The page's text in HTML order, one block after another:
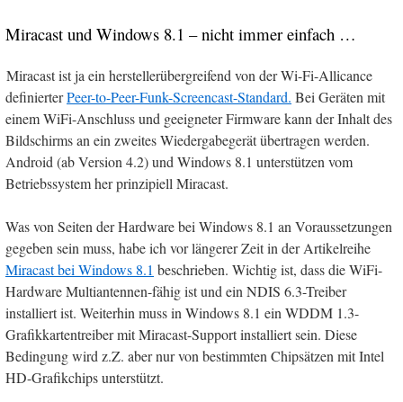
Miracast und Windows 8.1 – nicht immer einfach …
Miracast ist ja ein herstellerübergreifend von der Wi-Fi-Allicance
definierterPeer-to-Peer-Funk-Screencast-Standard. Bei Geräten mit
einem WiFi-Anschluss und geeigneter Firmware kann der Inhalt des
Bildschirms an ein zweites Wiedergabegerät übertragen werden.
Android (ab Version 4.2) und Windows 8.1 unterstützen vom
Betriebssystem her prinzipiell Miracast.
Was von Seiten der Hardware bei Windows 8.1 an Voraussetzungen
gegeben sein muss, habe ich vor längerer Zeit in der Artikelreihe
Miracast bei Windows 8.1 beschrieben. Wichtig ist, dass die WiFi-
Hardware Multiantennen-fähig ist und ein NDIS 6.3-Treiber
installiert ist. Weiterhin muss in Windows 8.1 ein WDDM 1.3-
Grafikkartentreiber mit Miracast-Support installiert sein. Diese
Bedingung wird z.Z. aber nur von bestimmten Chipsätzen mit Intel
HD-Grafikchips unterstützt.